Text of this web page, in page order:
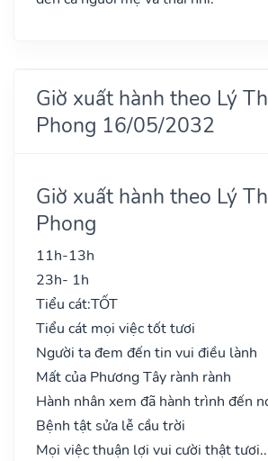
Giờ xuất hành theo Lý
Phong 16/05/2032
Giờ xuất hành theo Lý
Phong
11h-13h
23h- 1h
Tiểu cát:TỐT
Tiểu cát mọi việc tốt tươi
Người ta đem đến tin vui điều lành
Mất của Phương Tây rành rành
Hành nhân xem đã hành trình đến
Bệnh tật sửa lễ cầu trời
Mọi việc thuận lợi vui cười thật tươi..